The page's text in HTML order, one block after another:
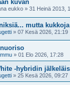
kuvan
eukko » 31 Heinä 2013,
mutta
» 07 Kesä 2026, 21:19
» 01 Elo 2026, 17:28
-hybridin
» 25 Kesä 2026, 09:27